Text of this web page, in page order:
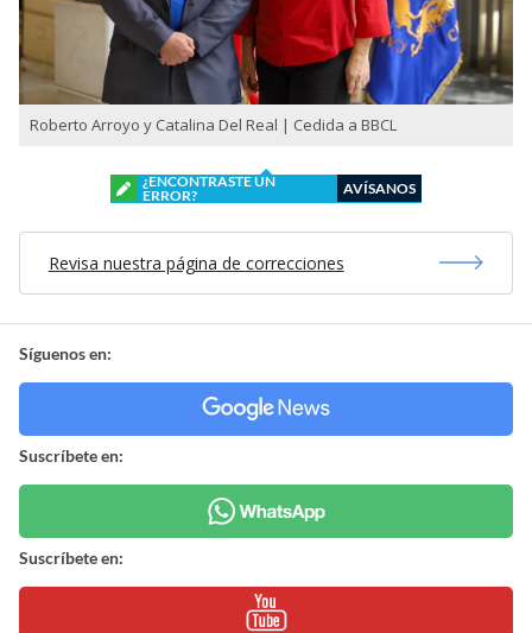
Roberto Arroyo y Catalina Del Real | Cedida a BBCL
¿ENCONTRASTE UN
ERROR?
AVÍSANOS
Revisa nuestra página de correcciones
Síguenos en:
Suscríbete en:
Suscríbete en: